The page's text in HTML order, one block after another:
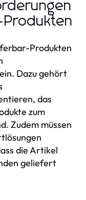
Produkten
Dazu gehört
das
zum
Zudem müssen
die Artikel
geliefert